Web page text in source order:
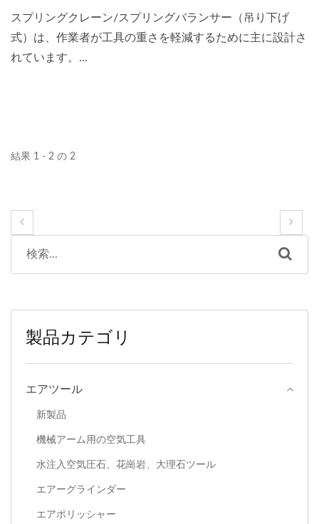
スプリングクレーン/スプリングバランサー（吊り下げ
式）は、作業者が工具の重さを軽減するために主に設計さ
れています。...
結果 1 - 2 の 2
製品カテゴリ
エアツール
新製品
機械アーム用の空気工具
水注入空気圧石、花崗岩、大理石ツール
エアーグラインダー
エアポリッシャー